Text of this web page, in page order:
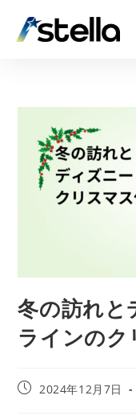
冬の訪れと
ラインのク
2024年12月7日